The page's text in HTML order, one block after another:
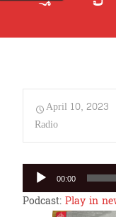
April 10, 2023
Radio
Audio
Player
00:00
Podcast: Play in